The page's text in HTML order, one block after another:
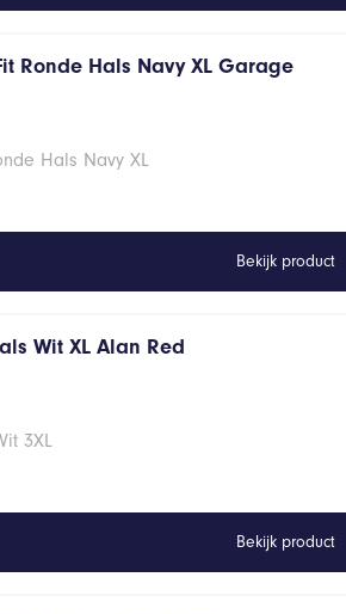
Ronde Hals Navy XL Garage
Hals Navy XL
Bekijk product
Wit XL Alan Red
3XL
Bekijk product